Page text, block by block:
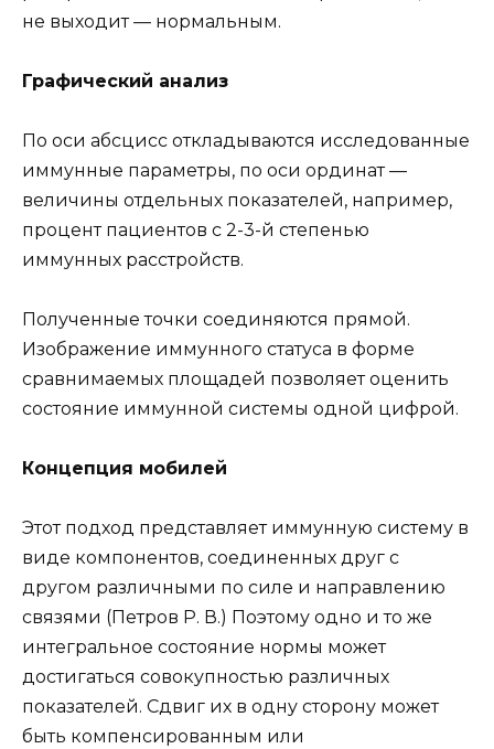
не выходит — нормальным.
Графический анализ
По оси абсцисс откладываются исследованные
иммунные параметры, по оси ординат —
величины отдельных показателей, например,
процент пациентов с 2-3-й степенью
иммунных расстройств.
Полученные точки соединяются прямой.
Изображение иммунного статуса в форме
сравнимаемых площадей позволяет оценить
состояние иммунной системы одной цифрой.
Концепция мобилей
Этот подход представляет иммунную систему в
виде компонентов, соединенных друг с
другом различными по силе и направлению
связями (Петров Р. В.) Поэтому одно и то же
интегральное состояние нормы может
достигаться совокупностью различных
показателей. Сдвиг их в одну сторону может
быть компенсированным или